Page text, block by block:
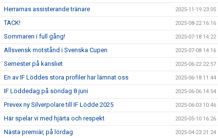
Herrarnas assisterande tränare 2025-11-19 23:05
TACK! 2025-08-22 16:16
Sommaren i full gång! 2025-07-18 14:22
Allsvensk motstånd i Svenska Cupen 2025-07-08 14:16
Semester på kansliet 2025-06-22 22:57
En av IF Löddes stora profiler har lämnat oss 2025-06-18 11:44
IF Löddedag på söndag 8 juni 2025-06-06 14:54
Prevex ny Silverpolare till IF Lödde 2025 2025-06-03 10:46
Här spelar vi med hjärta och respekt 2025-05-10 16:26
Nästa premiär, på lördag 2025-04-23 21:24